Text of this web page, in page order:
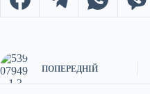
ПОПЕРЕДНІЙ